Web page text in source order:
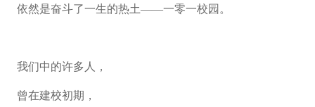
依然是奋斗了一生的热土——一零一校园。
我们中的许多人，
曾在建校初期，